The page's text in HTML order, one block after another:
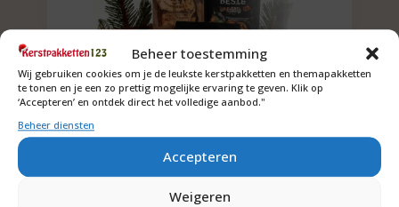
Beheer toestemming
Wij gebruiken cookies om je de leukste kerstpakketten en themapakketten
te tonen en je een zo prettig mogelijke ervaring te geven. Klik op
‘Accepteren’ en ontdek direct het volledige aanbod."
Beheer diensten
Accepteren
Weigeren